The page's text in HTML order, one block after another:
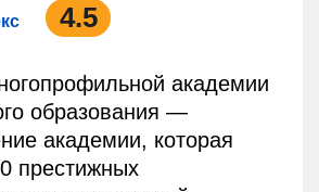
4.5
академии
образования —
академии, которая
престижных